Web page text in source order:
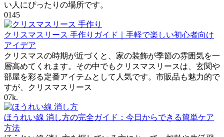
い人にぴったりの場所です。
0145
クリスマスリース 手作りガイド｜手軽で楽しい初心者向け
アイデア
クリスマスの時期が近づくと、家の装飾が季節の雰囲気を一
層高めてくれます。その中でもクリスマスリースは、玄関や
部屋を彩る定番アイテムとして人気です。市販品も魅力的で
すが、クリスマスリース
07k.
ほうれい線 消し方の完全ガイド：今日からできる簡単ケア
方法